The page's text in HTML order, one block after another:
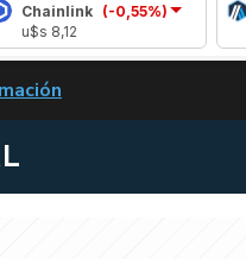
(-0,55%)
Arbitrum
CARRY TRADE DE